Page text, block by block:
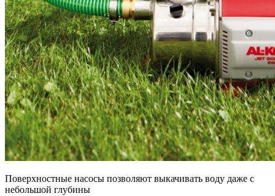
Поверхностные насосы позволяют выкачивать воду даже с
небольшой глубины